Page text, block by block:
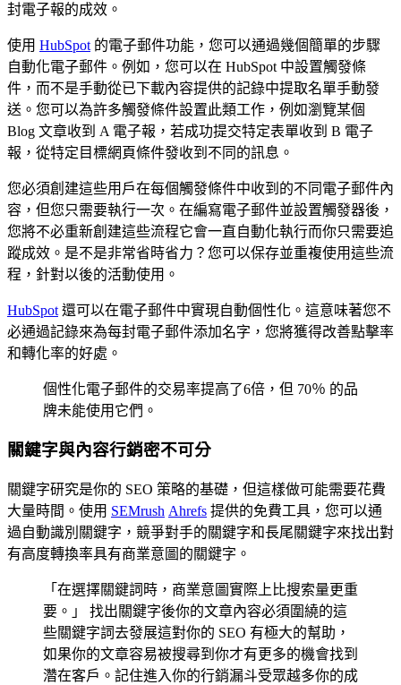
封電子報的成效。
使用 HubSpot 的電子郵件功能，您可以通過幾個簡單的步驟
自動化電子郵件。例如，您可以在 HubSpot 中設置觸發條
件，而不是手動從已下載內容提供的記錄中提取名單手動發
送。您可以為許多觸發條件設置此類工作，例如瀏覽某個
Blog 文章收到 A 電子報，若成功提交特定表單收到 B 電子
報，從特定目標網頁條件發收到不同的訊息。
您必須創建這些用戶在每個觸發條件中收到的不同電子郵件內
容，但您只需要執行一次。在編寫電子郵件並設置觸發器後，
您將不必重新創建這些流程它會一直自動化執行而你只需要追
蹤成效。是不是非常省時省力？您可以保存並重複使用這些流
程，針對以後的活動使用。
HubSpot 還可以在電子郵件中實現自動個性化。這意味著您不
必通過記錄來為每封電子郵件添加名字，您將獲得改善點擊率
和轉化率的好處。
個性化電子郵件的交易率提高了6倍，但 70％ 的品
牌未能使用它們。
關鍵字與內容行銷密不可分
關鍵字研究是你的 SEO 策略的基礎，但這樣做可能需要花費
大量時間。使用 SEMrush Ahrefs 提供的免費工具，您可以通
過自動識別關鍵字，競爭對手的關鍵字和長尾關鍵字來找出對
有高度轉換率具有商業意圖的關鍵字。
「在選擇關鍵詞時，商業意圖實際上比搜索量更重
要。」 找出關鍵字後你的文章內容必須圍繞的這
些關鍵字詞去發展這對你的 SEO 有極大的幫助，
如果你的文章容易被搜尋到你才有更多的機會找到
濳在客戶。記住進入你的行銷漏斗受眾越多你的成